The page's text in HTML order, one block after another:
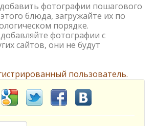
фотографии пошагового
блюда, загружайте их по
порядке.
фотографии с
сайтов, они не будут
пользователь.